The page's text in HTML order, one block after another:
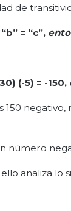
de
= “c”,
) (-5) = -150,
número
analiza lo